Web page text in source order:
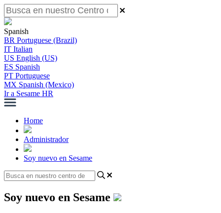
Spanish
BR Portuguese (Brazil)
IT Italian
US English (US)
ES Spanish
PT Portuguese
MX Spanish (Mexico)
Ir a Sesame HR
Home
Administrador
Soy nuevo en Sesame
Soy nuevo en Sesame